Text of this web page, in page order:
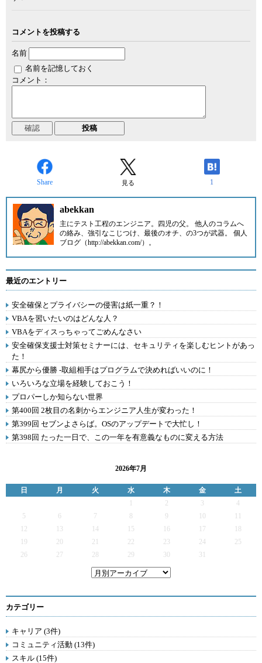
コメントを投稿する
名前
名前を記憶しておく
コメント：
Share 見る 1
abekkan
主にテスト工程のエンジニア。四児の父。 他人のコラムへ
の絡み、強引なこじつけ、最後のオチ、の3つが武器。 個人
ブログ（http://abekkan.com/）。
最近のエントリー
安全確保とプライバシーの侵害は紙一重？！
VBAを習いたいのはどんな人？
VBAをディスっちゃってごめんなさい
安全確保支援士対策セミナーには、セキュリティを楽しむヒントがあっ
た！
幕尻から優勝 -取組相手はプログラムで決めればいいのに！
いろいろな立場を経験しておこう！
プロパーしか知らない世界
第400回 2枚目の名刺からエンジニア人生が変わった！
第399回 セブンよさらば。OSのアップデートで大忙し！
第398回 たった一日で、この一年を有意義なものに変える方法
2026年7月
日 月 火 水 木 金
土
2 3
4
5
6 7 9
12
13 14 15 16 17
19
20 21 22 23 24
25
26
27 28 29 30 31
カテゴリー
キャリア (3件)
コミュニティ活動 (13件)
スキル (15件)